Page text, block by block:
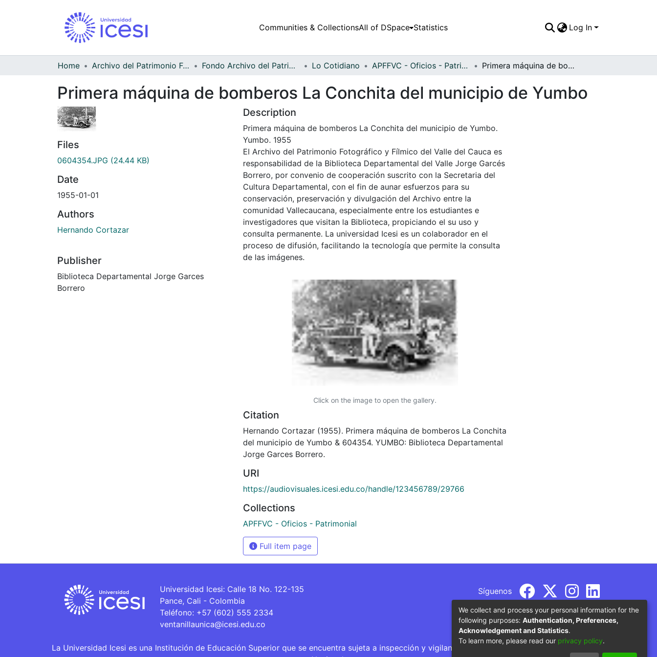
Communities & CollectionsAll of DSpace Statistics Log In
Home Archivo del Patrimonio Fotográfico y Fílmico del Valle del Cauca Fondo Archivo del Patrimonio Fotográfico y Fílmico del Valle del Cauca Lo Cotidiano APFFVC - Oficios - Patrimonial Primera máquina de bomberos La Conchita del municipio de Yumbo
Primera máquina de bomberos La Conchita del municipio de Yumbo
Files
0604354.JPG (24.44 KB)
Date
1955-01-01
Authors
Hernando Cortazar
Publisher
Biblioteca Departamental Jorge Garces
Borrero
Description
Primera máquina de bomberos La Conchita del municipio de Yumbo.
Yumbo. 1955
El Archivo del Patrimonio Fotográfico y Fílmico del Valle del Cauca es
responsabilidad de la Biblioteca Departamental del Valle Jorge Garcés
Borrero, por convenio de cooperación suscrito con la Secretaria del
Cultura Departamental, con el fin de aunar esfuerzos para su
conservación, preservación y divulgación del Archivo entre la
comunidad Vallecaucana, especialmente entre los estudiantes e
investigadores que visitan la Biblioteca, propiciando el su uso y
consulta permanente. La universidad Icesi es un colaborador en el
proceso de difusión, facilitando la tecnología que permite la consulta
de las imágenes.
Click on the image to open the gallery.
Citation
Hernando Cortazar (1955). Primera máquina de bomberos La Conchita
del municipio de Yumbo & 604354. YUMBO: Biblioteca Departamental
Jorge Garces Borrero.
URI
https://audiovisuales.icesi.edu.co/handle/123456789/29766
Collections
APFFVC - Oficios - Patrimonial
Full item page
Universidad Icesi: Calle 18 No. 122-135
Pance, Cali - Colombia
Teléfono: +57 (602) 555 2334
ventanillaunica@icesi.edu.co
Síguenos
La Universidad Icesi es una Institución de Educación Superior que se encuentra sujeta a inspección y vigilancia por parte del Ministerio de Educación
We collect and process your personal information for the
following purposes: Authentication, Preferences,
Acknowledgement and Statistics.
To learn more, please read our privacy policy.